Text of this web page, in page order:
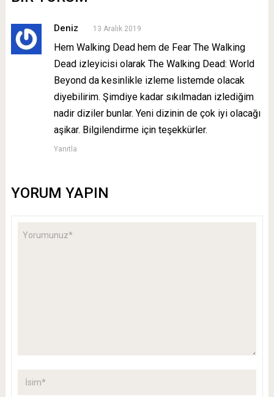
Deniz 13 Aralık 2019
Hem Walking Dead hem de Fear The Walking
Dead izleyicisi olarak The Walking Dead: World
Beyond da kesinlikle izleme listemde olacak
diyebilirim. Şimdiye kadar sıkılmadan izlediğim
nadir diziler bunlar. Yeni dizinin de çok iyi olacağı
aşikar. Bilgilendirme için teşekkürler.
Yanıtla
YORUM YAPIN